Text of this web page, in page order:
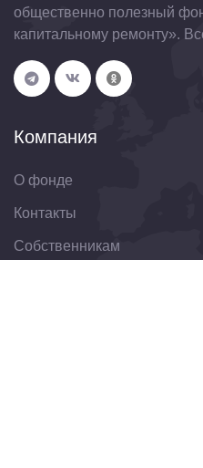
общественно полезный
капитальному ремонту».
Компания
О фонде
Контакты
Собственникам